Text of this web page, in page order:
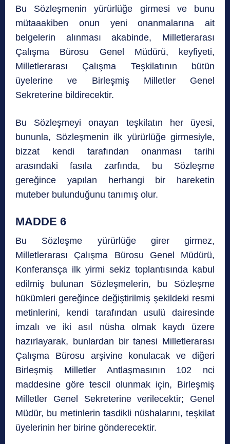
Bu Sözleşmenin yürürlüğe girmesi ve bunu
mütaaakiben onun yeni onanmalarına ait
belgelerin alınması akabinde, Milletlerarası
Çalışma Bürosu Genel Müdürü, keyfiyeti,
Milletlerarası Çalışma Teşkilatının bütün
üyelerine ve Birleşmiş Milletler Genel
Sekreterine bildirecektir.
Bu Sözleşmeyi onayan teşkilatın her üyesi,
bununla, Sözleşmenin ilk yürürlüğe girmesiyle,
bizzat kendi tarafından onanması tarihi
arasındaki fasıla zarfında, bu Sözleşme
gereğince yapılan herhangi bir hareketin
muteber bulunduğunu tanımış olur.
MADDE 6
Bu Sözleşme yürürlüğe girer girmez,
Milletlerarası Çalışma Bürosu Genel Müdürü,
Konferansça ilk yirmi sekiz toplantısında kabul
edilmiş bulunan Sözleşmelerin, bu Sözleşme
hükümleri gereğince değiştirilmiş şekildeki resmi
metinlerini, kendi tarafından usulü dairesinde
imzalı ve iki asıl nüsha olmak kaydı üzere
hazırlayarak, bunlardan bir tanesi Milletlerarası
Çalışma Bürosu arşivine konulacak ve diğeri
Birleşmiş Milletler Antlaşmasının 102 nci
maddesine göre tescil olunmak için, Birleşmiş
Milletler Genel Sekreterine verilecektir; Genel
Müdür, bu metinlerin tasdikli nüshalarını, teşkilat
üyelerinin her birine gönderecektir.